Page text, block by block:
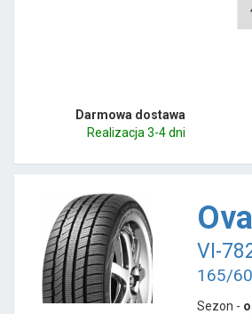
Darmowa dostawa
Realizacja 3-4 dni
VI-
165/
Sezon -